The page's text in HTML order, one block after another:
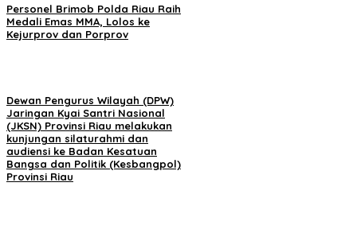
Personel Brimob Polda Riau Raih
Medali Emas MMA, Lolos ke
Kejurprov dan Porprov
Dewan Pengurus Wilayah (DPW)
Jaringan Kyai Santri Nasional
(JKSN) Provinsi Riau melakukan
kunjungan silaturahmi dan
audiensi ke Badan Kesatuan
Bangsa dan Politik (Kesbangpol)
Provinsi Riau